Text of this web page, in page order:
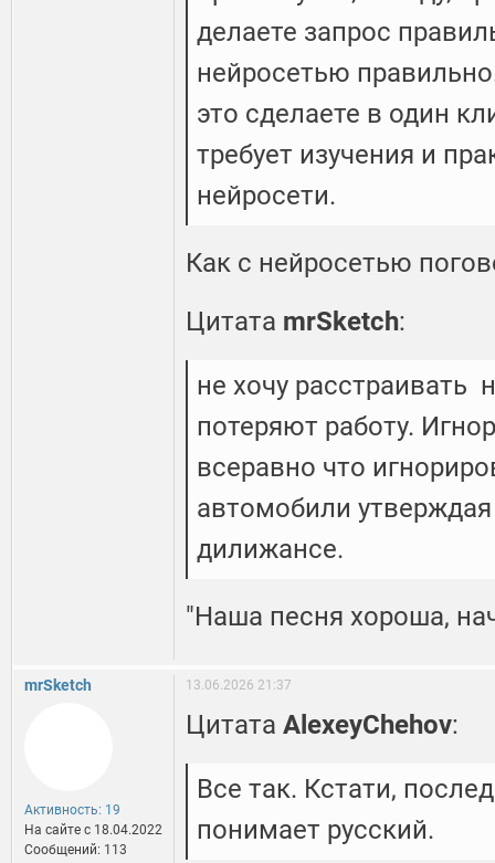
делаете запрос
нейросетью
это сделаете в один
требует изучения и
нейросети.
Как с нейросетью
Цитата mrSketch:
не хочу расстраивать
потеряют работу.
всеравно что
автомобили
дилижансе.
"Наша песня хороша,
mrSketch
Активность: 19
На сайте c 18.04.2022
Сообщений: 113
13.06.2026 21:37
Цитата AlexeyChehov:
Все так. Кстати,
понимает русский.